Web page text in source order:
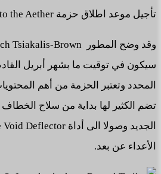
تأجيل موعد اطلاق حزمة Into the Aether للعبة Vertigo 2.
سيكون في توقيت ما بشهر أبريل
المحدد وتعتبر الحزمة من أهم
الأعداء عن بعد.